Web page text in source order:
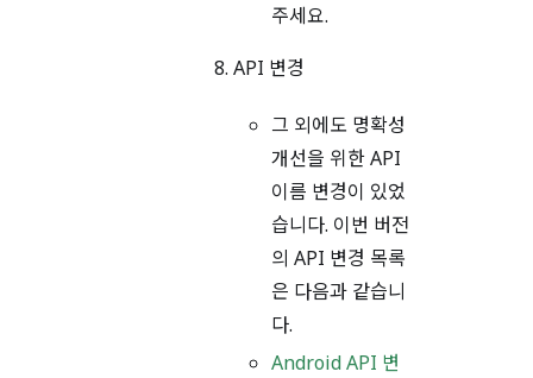
주세요.
API 변경
그 외에도 명확성
개선을 위한 API
이름 변경이 있었
습니다. 이번 버전
의 API 변경 목록
은 다음과 같습니
다.
Android API 변